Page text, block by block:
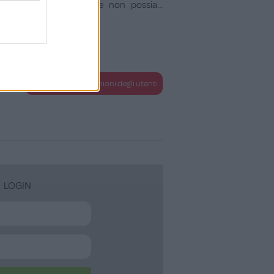
siamo in giro e non possia...
Guarda tutte le opinioni degli utenti
LOGIN